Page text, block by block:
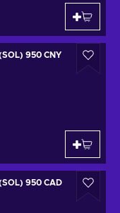
950 CNY
950 CAD